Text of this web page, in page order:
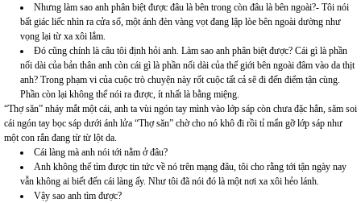
Nhưng làm sao anh phân biệt được đâu là bên trong còn đâu là bên ngoài?- Tôi nói
bất giác liếc nhìn ra cửa sổ, một ánh đèn vàng vọt đang lập lòe bên ngoài dường như
vọng lại từ xa xôi lắm.
Đó cũng chính là câu tôi định hỏi anh. Làm sao anh phân biệt được? Cái gì là phần
nối dài của bản thân anh còn cái gì là phần nối dài của thế giới bên ngoài đâm vào da thịt
anh? Trong phạm vi của cuộc trò chuyện này rốt cuộc tất cả sẽ đi đến điểm tận cùng.
Phần còn lại không thể nói ra được, ít nhất là bằng miệng.
“Thợ săn” nháy mắt một cái, anh ta vùi ngón tay mình vào lớp sáp còn chưa đặc hẳn, săm soi
cái ngón tay bọc sáp dưới ánh lửa “Thợ săn” chờ cho nó khô đi rồi tỉ mẩn gỡ lớp sáp như
một con rắn đang từ từ lột da.
Cái làng mà anh nói tới nằm ở đâu?
Anh không thể tìm được tin tức về nó trên mạng đâu, tôi cho rằng tới tận ngày nay
vẫn không ai biết đến cái làng ấy. Như tôi đã nói đó là một nơi xa xôi hẻo lánh.
Vậy sao anh tìm được?